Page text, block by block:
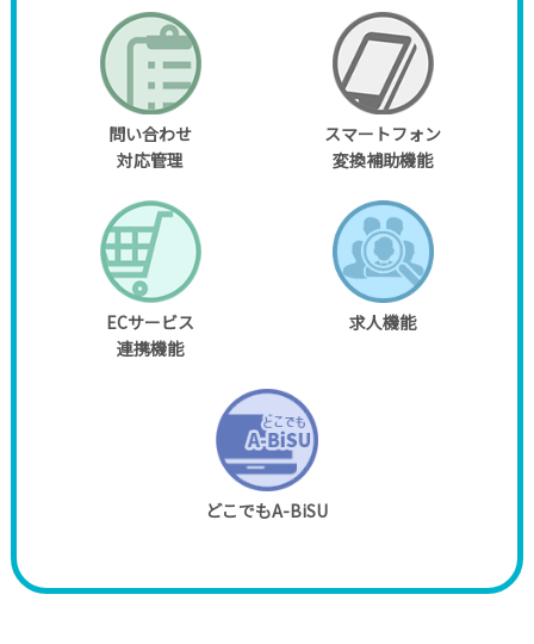
問い合わせ
対応管理
スマートフォン
変換補助機能
ECサービス
連携機能
求人機能
どこでもA-BiSU